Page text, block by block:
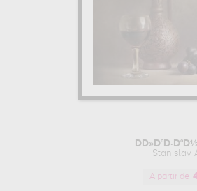
Stanislav
A partir de